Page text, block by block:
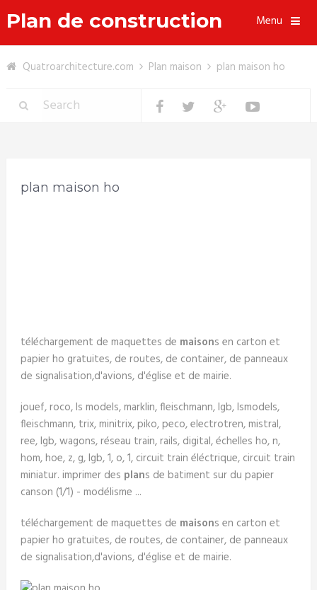
Plan de construction Menu
Quatroarchitecture.com Plan maison plan maison ho
plan maison ho
téléchargement de maquettes de maisons en carton et
papier ho gratuites, de routes, de container, de panneaux
de signalisation,d'avions, d'église et de mairie.
jouef, roco, ls models, marklin, fleischmann, lgb, lsmodels,
fleischmann, trix, minitrix, piko, peco, electrotren, mistral,
ree, lgb, wagons, réseau train, rails, digital, échelles ho, n,
hom, hoe, z, g, lgb, 1, o, 1, circuit train éléctrique, circuit train
miniatur. imprimer des plans de batiment sur du papier
canson (1/1) - modélisme ...
téléchargement de maquettes de maisons en carton et
papier ho gratuites, de routes, de container, de panneaux
de signalisation,d'avions, d'église et de mairie.